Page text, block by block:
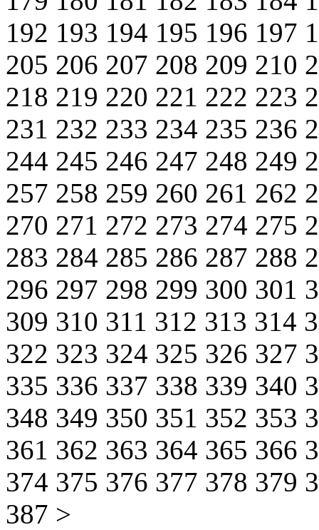
192 193 194 195 196 197
205 206 207 208 209 210
218 219 220 221 222 223
231 232 233 234 235 236
244 245 246 247 248 249
257 258 259 260 261 262
270 271 272 273 274 275
283 284 285 286 287 288
296 297 298 299 300 301
309 310 311 312 313 314
322 323 324 325 326 327
335 336 337 338 339 340
348 349 350 351 352 353
361 362 363 364 365 366
374 375 376 377 378 379
387 >